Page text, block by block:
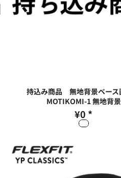
持込み商品 無地背景ベース
MOTIKOMI-1 無地背景
¥0 *